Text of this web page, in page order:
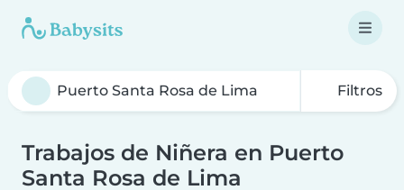
Filtros
Trabajos de Niñera en Puerto
Santa Rosa de Lima